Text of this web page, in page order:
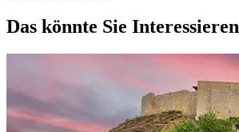
Das könnte Sie Interessieren